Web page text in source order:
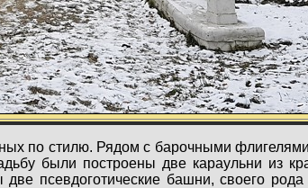
по стилю. Рядом с барочными
были построены две караульни из
псевдоготические башни, своего